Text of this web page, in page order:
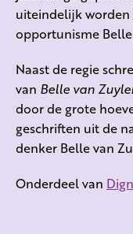
uiteindelijk worden
opportunisme
Naast de regie
van Belle van
door de grote
geschriften uit de
denker Belle van
Onderdeel van